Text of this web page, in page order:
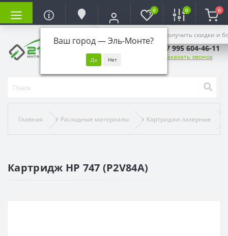
Ваш город —Эль-Монте?
Войдите, чтобы получить скидки и
0 0 0
+7 995 604-46-11
Заказать звонок
Главная Расходные материалы Картриджи лазерные
Картридж HP 747 (P2V84A)